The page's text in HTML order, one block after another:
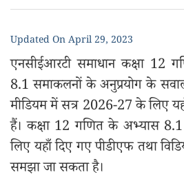
Updated OnApril 29, 2023
एनसीईआरटी समाधान कक्षा 12
8.1 समाकलनों के अनुप्रयोग के
मीडियम में सत्र 2026-27 के लिए
हैं। कक्षा 12 गणित के अभ्यास
लिए यहाँ दिए गए पीडीएफ तथा
समझा जा सकता है।